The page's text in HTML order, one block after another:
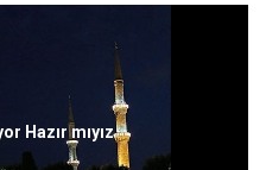
Hazır mıyız